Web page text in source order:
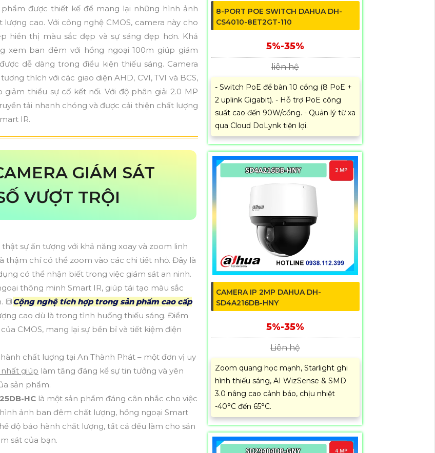
phẩm được thiết kế để mang lại những hình ảnh
lượng cao. Với công nghệ CMOS, camera này cho
hiển thị màu sắc đẹp và sự sáng đẹp hơn. Khả
xem ban đêm với hồng ngoại 100m giúp giám
dễ dàng trong điều kiện thiếu sáng. Camera
tương thích với các giao diện AHD, CVI, TVI và BCS,
giảm thiểu sự cố kết nối. Với độ phân giải 2.0 MP
tải nhanh chóng và được cải thiện chất lượng
IR.
GIÁM SÁT
VƯỢT TRỘI
thật sự ấn tượng với khả năng xoay và zoom linh
thậm chí có thể zoom vào các chi tiết nhỏ. Đây là
có thể nhận biết trong việc giám sát an ninh.
thông minh Smart IR, giúp tái tạo màu sắc
🔳Cộng nghệ tích hợp trong sản phẩm cao cấp
cao dù là trong tình huống thiếu sáng. Điểm
CMOS, mang lại sự bền bỉ và tiết kiệm điện
chất lượng tại An Thành Phát – một đơn vị uy
giúp làm tăng đáng kể sự tin tưởng và yên
sản phẩm.
HC là một sản phẩm đáng cân nhắc cho việc
ảnh ban đêm chất lượng, hồng ngoại Smart
độ bảo hành chất lượng, tất cả đều làm cho sản
sát của bạn.
8-PORT POE SWITCH DAHUA DH-
CS4010-8ET2GT-110
5%-35%
liên hệ
- Switch PoE để bàn 10 cổng (8 PoE +
2 uplink Gigabit). - Hỗ trợ PoE công
suất cao đến 90W/cổng. - Quản lý từ xa
qua Cloud DoLynk tiện lợi.
CAMERA IP 2MP DAHUA DH-
SD4A216DB-HNY
5%-35%
Liên hệ
Zoom quang học mạnh, Starlight ghi
hình thiếu sáng, AI WizSense & SMD
3.0 nâng cao cảnh báo, chịu nhiệt
-40°C đến 65°C.